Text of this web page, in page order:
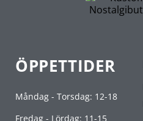
ÖPPETTIDER
Måndag - Torsdag: 12-18
Fredag - Lördag: 11-15